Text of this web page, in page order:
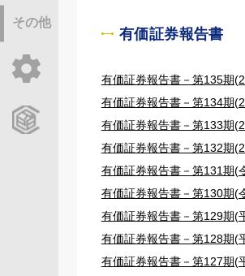
その他
CCReBサービスのご案内
有価証券報告書
有価証券報告書－第135期
有価証券報告書－第134期
有価証券報告書－第133期
有価証券報告書－第132期
有価証券報告書－第131期(
有価証券報告書－第130期(
有価証券報告書－第129期(
有価証券報告書－第128期(
有価証券報告書－第127期(